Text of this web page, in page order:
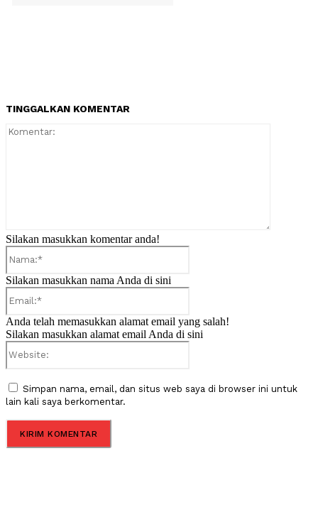
TINGGALKAN KOMENTAR
Silakan masukkan komentar anda!
Silakan masukkan nama Anda di sini
Anda telah memasukkan alamat email yang salah!
Silakan masukkan alamat email Anda di sini
Simpan nama, email, dan situs web saya di browser ini untuk
lain kali saya berkomentar.